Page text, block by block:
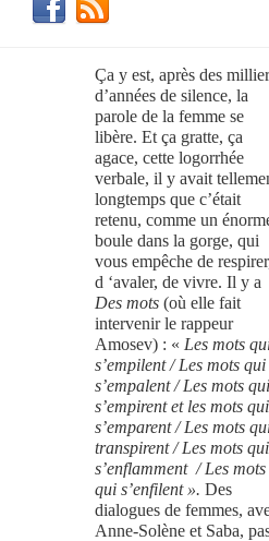
Ça y est, après des
d’années de silence, la
parole de la femme se
libère. Et ça gratte, ça
agace, cette logorrhée
verbale, il y avait
longtemps que c’était
retenu, comme un
boule dans la gorge, qui
vous empêche de
d ‘avaler, de vivre. Il y a
Des mots (où elle fait
intervenir le rappeur
Amosev) : « Les mots
s’empilent / Les mots qui
s’empalent / Les mots qui
s’empirent et les mots qui
s’emparent / Les mots
transpirent / Les mots qui
s’enflamment / Les mots
qui s’enfilent ». Des
dialogues de femmes,
Anne-Solène et Saba,